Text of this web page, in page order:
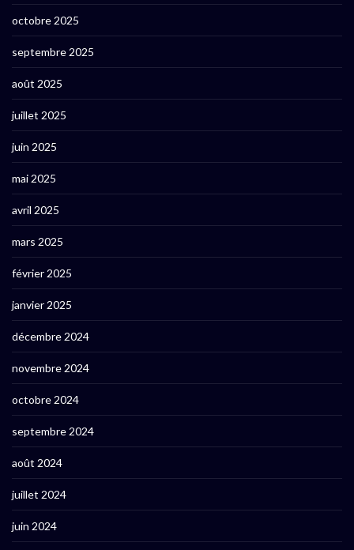
octobre 2025
septembre 2025
août 2025
juillet 2025
juin 2025
mai 2025
avril 2025
mars 2025
février 2025
janvier 2025
décembre 2024
novembre 2024
octobre 2024
septembre 2024
août 2024
juillet 2024
juin 2024